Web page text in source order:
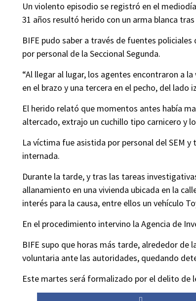
Un violento episodio se registró en el
31 años resultó herido con un arma blanca
BIFE pudo saber a través de fuentes
por personal de la Seccional Segunda.
“Al llegar al lugar, los agentes encontraron a
en el brazo y una tercera en el pecho, del
El herido relató que momentos antes había
altercado, extrajo un cuchillo tipo carnicero y
La víctima fue asistida por personal del SEM
internada.
Durante la tarde, y tras las tareas
allanamiento en una vivienda ubicada en la
interés para la causa, entre ellos un vehículo
En el procedimiento intervino la Agencia de
BIFE supo que horas más tarde, alrededor de
voluntaria ante las autoridades, quedando
Este martes será formalizado por el delito de